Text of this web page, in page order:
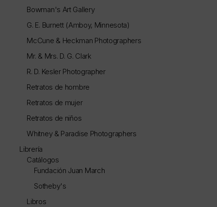
Bowman's Art Gallery
G. E. Burnett (Amboy, Minnesota)
McCune & Heckman Photographers
Mr. & Mrs. D. G. Clark
R. D. Kesler Photographer
Retratos de hombre
Retratos de mujer
Retratos de niños
Whitney & Paradise Photographers
Librería
Catálogos
Fundación Juan March
Sotheby's
Libros